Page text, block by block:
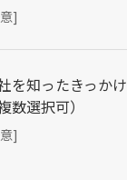
]
を知ったきっかけ
複数選択可）
]